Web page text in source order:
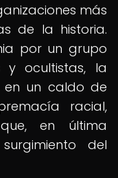
más
de la historia.
por un grupo
y ocultistas, la
en un caldo de
racial,
en última
del